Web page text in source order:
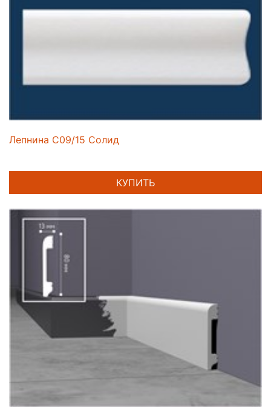
Лепнина C09/15 Солид
КУПИТЬ